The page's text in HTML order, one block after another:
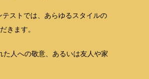
ストでは、あらゆるスタイルの
きます。
人への敬意、あるいは友人や家